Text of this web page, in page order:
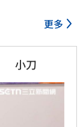
更多
小刀